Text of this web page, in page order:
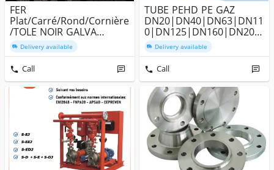
FER
Plat/Carré/Rond/Cornière
/TOLE NOIR GALVA
STRIEE/TUBE CARRE
ROND ME...
Delivery available
Call
TUBE PEHD PE GAZ
DN20|DN40|DN63|DN11
0|DN125|DN160|DN200
|DN250
Delivery available
Call